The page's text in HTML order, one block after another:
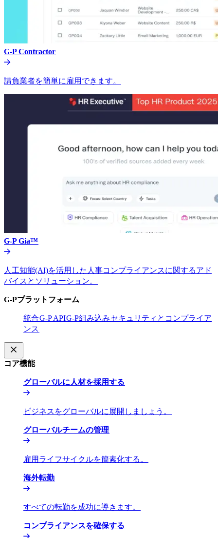
G-P Contractor​​
請負業者を簡単に雇用できます。​​
G-P Gia™​​
人工知能(AI)を活用した人事コンプライアンスに関するアド
バイスとソリューション。​​
G-Pプラットフォーム​​
統合​​G-P API​​G-P組み込み​​セキュリティとコンプライア
ンス​​
コア機能​​
グローバルに人材を採用する​​
ビジネスをグローバルに展開しましょう。​​
グローバルチームの管理​​
雇用ライフサイクルを簡素化する。​​
海外転勤​​
すべての転勤を成功に導きます。​​
コンプライアンスを確保する​​